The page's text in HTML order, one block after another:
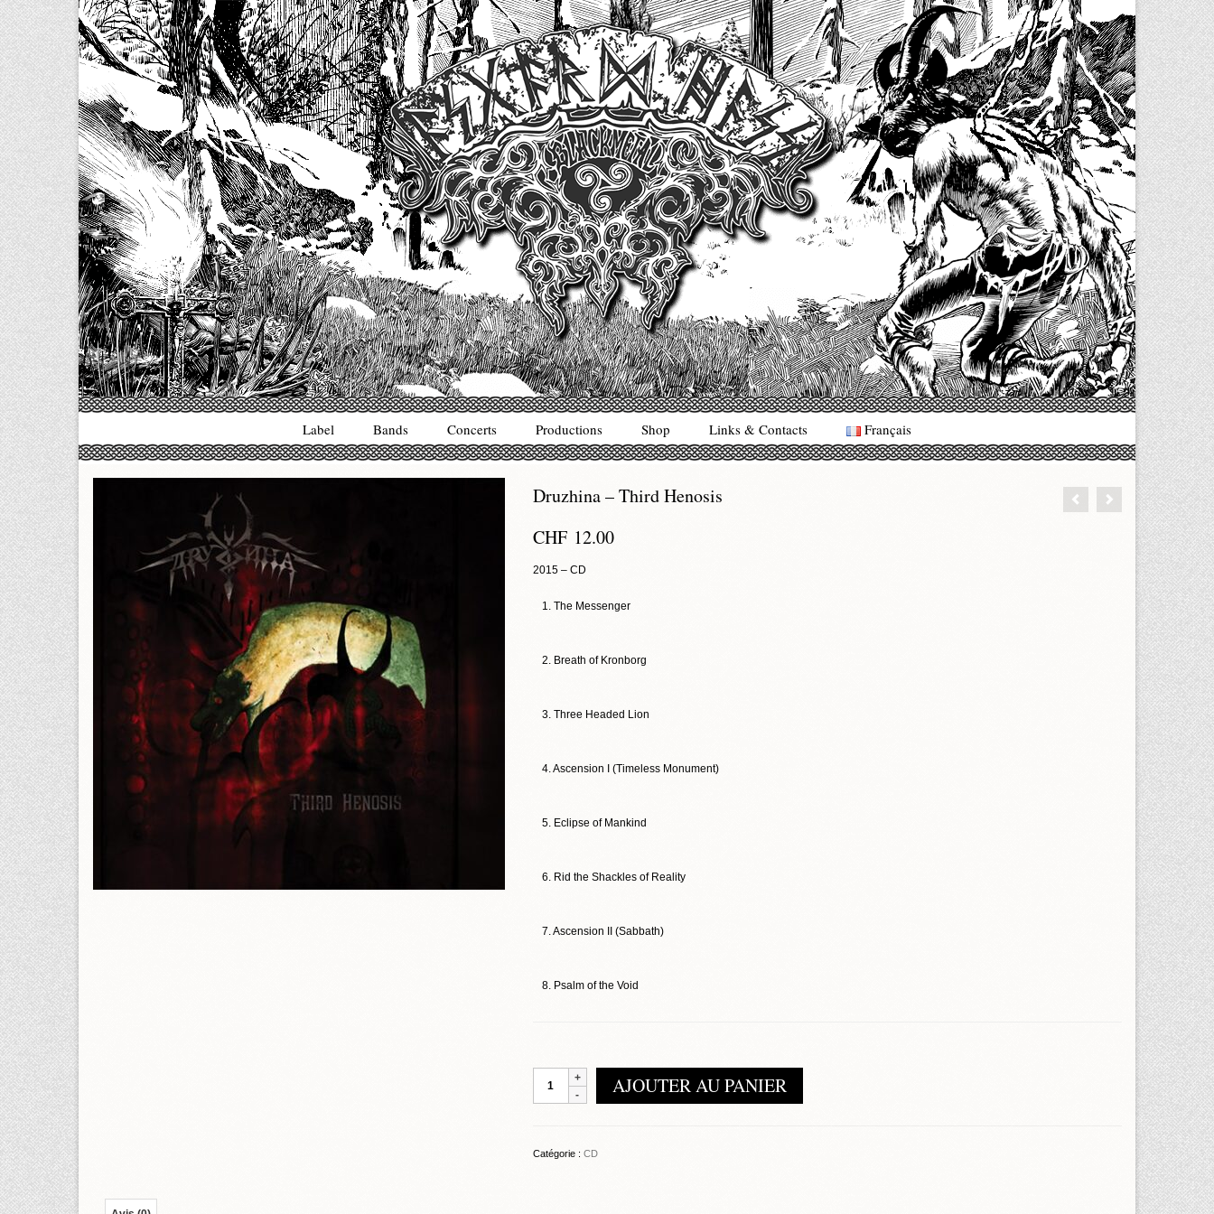
Un site produit par Highelvetia.ch
Label Bands Concerts Productions Shop Links & Contacts Français
Druzhina – Third Henosis
CHF12.00
2015 – CD
1. The Messenger
2. Breath of Kronborg
3. Three Headed Lion
4. Ascension I (Timeless Monument)
5. Eclipse of Mankind
6. Rid the Shackles of Reality
7. Ascension II (Sabbath)
8. Psalm of the Void
Third
AJOUTER AU PANIER
Catégorie : CD